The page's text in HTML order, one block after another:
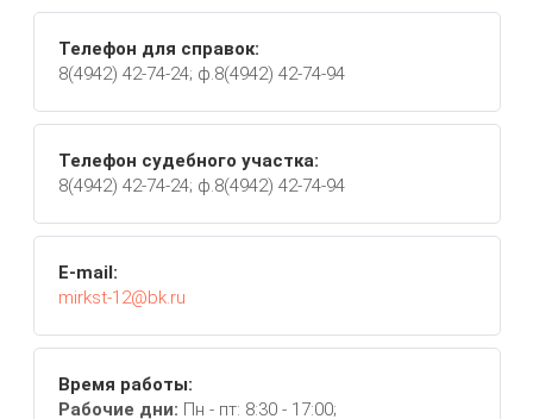
Телефон для справок:
8(4942) 42-74-24; ф.8(4942) 42-74-94
Телефон судебного участка:
8(4942) 42-74-24; ф.8(4942) 42-74-94
E-mail:
mirkst-12@bk.ru
Время работы:
Рабочие дни: Пн - пт: 8:30 - 17:00;